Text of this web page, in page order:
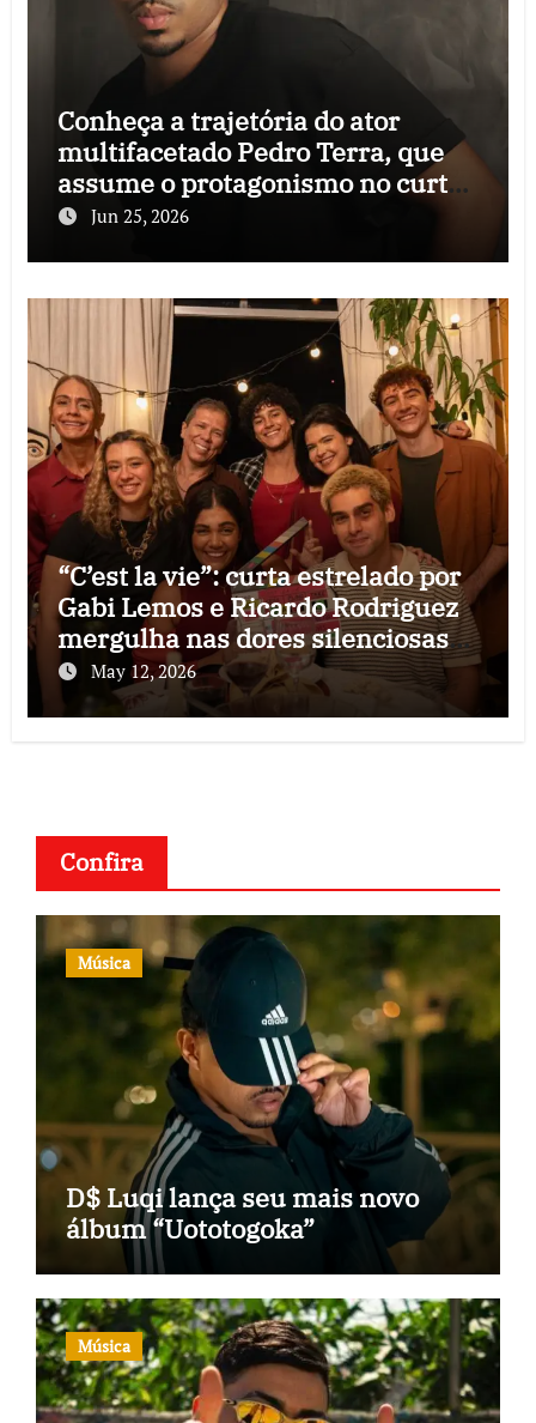
Conheça a trajetória do ator
multifacetado Pedro Terra, que
assume o protagonismo no curta-
metragem “Ainda que seja festa”
Jun 25, 2026
“C’est la vie”: curta estrelado por
Gabi Lemos e Ricardo Rodriguez
mergulha nas dores silenciosas
do fim de um amor
May 12, 2026
Confira
Música
D$ Luqi lança seu mais novo
álbum “Uototogoka”
Música